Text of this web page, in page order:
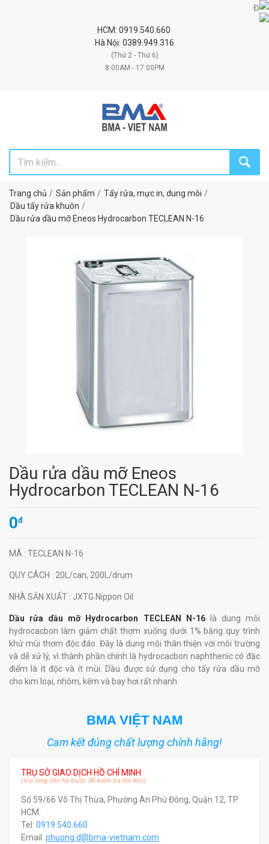
Đối tác
HCM: 0919.540.660
Hà Nội: 0389.949.316
(Thứ 2 - Thứ 6)
8:00AM - 17:00PM
Trang chủ Sản phẩm
Tẩy rửa, mực in, dung môi
Dầu tẩy rửa khuôn
Dầu rửa dầu mỡ Eneos Hydrocarbon TECLEAN N-16
Dầu rửa dầu mỡ Eneos
Hydrocarbon TECLEAN N-16
0đ
MÃ : TECLEAN N-16
QUY CÁCH : 20L/can, 200L/drum
NHÀ SẢN XUẤT : JXTG Nippon Oil
Dầu rửa dầu mỡ Hydrocarbon TECLEAN N-16
là dung môi
hydrocacbon làm giảm chất thơm xuống dưới 1% bằng quy trình
khử mùi thơm độc đáo. Đây là dung môi thân thiện với môi trường
và dễ xử lý, vì thành phần chính là hydrocacbon naphthenic có đặc
điểm là ít độc và ít mùi. Dầu được sử dụng cho tẩy rửa dầu mỡ
cho kim loại, nhôm, kẽm và bay hơi rất nhanh.
BMA VIỆT NAM
Cam kết đúng chất lượng chính hãng!
TRỤ SỞ GIAO DỊCH HỒ CHÍ MINH
(Vui lòng liên hệ trước để kiểm tra tồn kho)
Số 59/66 Võ Thị Thừa, Phường An Phú Đông, Quận 12, TP.
HCM.
Tel: 0919.540.660
Email: phuong.d@bma-vietnam.com